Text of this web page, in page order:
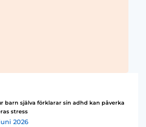
barn själva förklarar sin adhd kan påverka
stress
2026